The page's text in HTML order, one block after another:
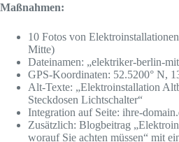
Maßnahmen:
10 Fotos von
Mitte)
Dateinamen: „elektriker-berlin-
GPS-Koordinaten: 52.5200° N,
Alt-Texte: „Elektroinstallation
Steckdosen Lichtschalter“
Integration auf Seite: ihre-
Zusätzlich: Blogbeitrag
worauf Sie achten müssen“ mit